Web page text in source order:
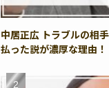
中居正広 トラブルの相
払った説が濃厚な理由！